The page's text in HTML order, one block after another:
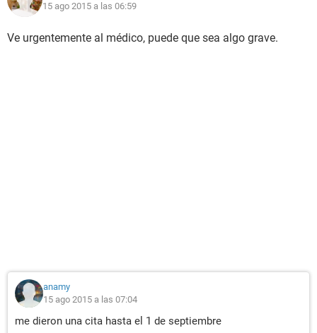
15 ago 2015 a las 06:59
Ve urgentemente al médico, puede que sea algo grave.
anamy
15 ago 2015 a las 07:04
me dieron una cita hasta el 1 de septiembre